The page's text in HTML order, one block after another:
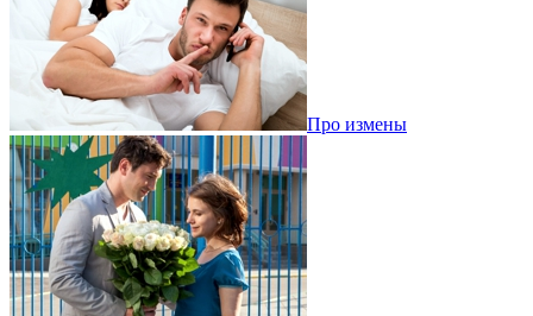
Про измены